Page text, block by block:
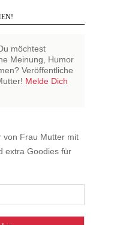
möchtest
Meinung, Humor
Veröffentliche
Melde Dich
von Frau Mutter mit
extra Goodies für